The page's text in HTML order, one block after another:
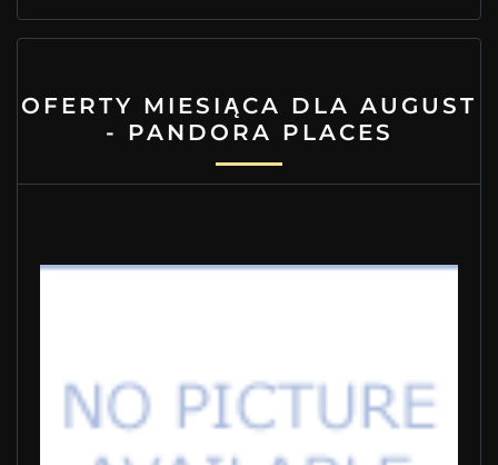
OFERTY MIESIĄCA DLA AUGUST
- PANDORA PLACES